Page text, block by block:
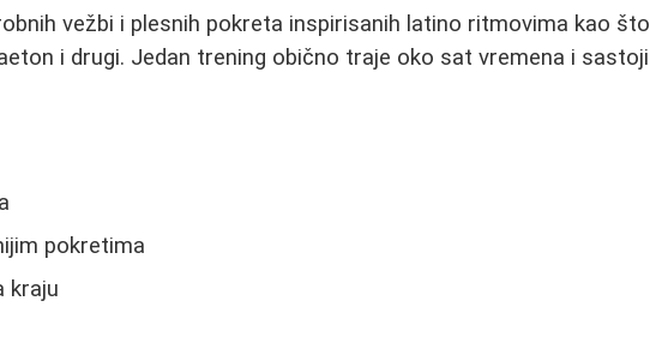
vežbi i plesnih pokreta inspirisanih latino ritmovima kao što
i drugi. Jedan trening obično traje oko sat vremena i sastoji
pokretima
kraju